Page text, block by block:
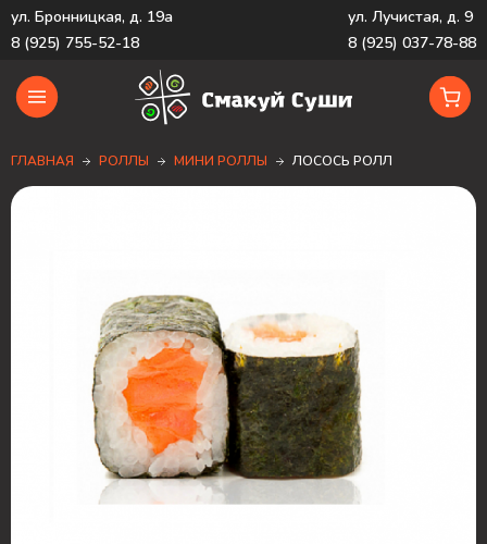
ул. Бронницкая, д. 19а
8 (925) 755-52-18
ул. Лучистая, д. 9
8 (925) 037-78-88
ГЛАВНАЯ РОЛЛЫ МИНИ РОЛЛЫ ЛОСОСЬ РОЛЛ